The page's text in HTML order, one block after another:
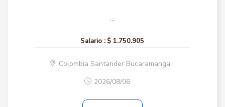
...
Salario : $ 1.750.905
Colombia Santander Bucaramanga
2026/08/06